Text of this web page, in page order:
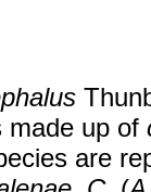
made up of
are